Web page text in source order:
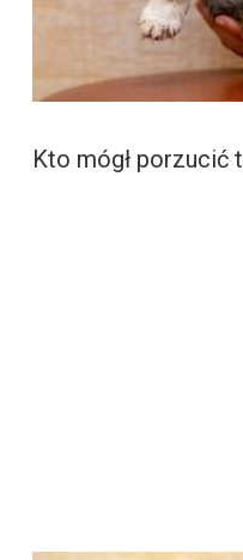
Kto mógł porzucić